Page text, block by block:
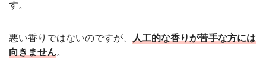
す。
悪い香りではないのですが、 人工的な香りが苦手な方には
向きません。